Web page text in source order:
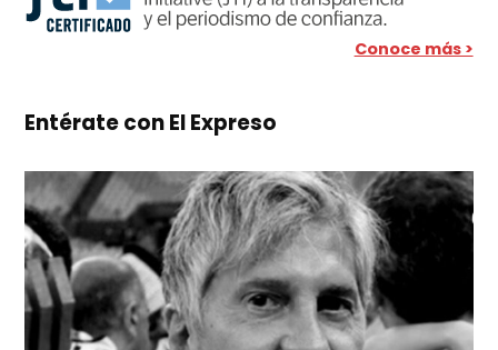
Conoce más >
Entérate con El Expreso